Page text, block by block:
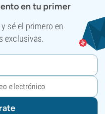
en tu primer
sé el primero en
exclusivas.